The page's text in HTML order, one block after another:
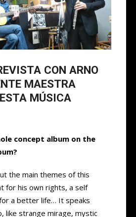
CON ARNO
MAESTRA
MÚSICA
concept album on the
the main themes of this
for his own rights, a self
a better life… It speaks
like strange mirage, mystic